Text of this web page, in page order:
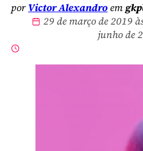
por Victor Alexandroem
29 de março de 2019
junho de